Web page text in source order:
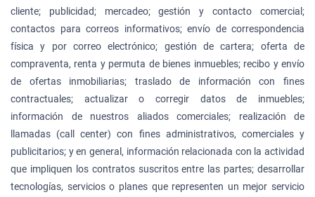
cliente; publicidad; mercadeo; gestión y contacto comercial;
contactos para correos informativos; envío de correspondencia
física y por correo electrónico; gestión de cartera; oferta de
compraventa, renta y permuta de bienes inmuebles; recibo y envío
de ofertas inmobiliarias; traslado de información con fines
contractuales; actualizar o corregir datos de inmuebles;
información de nuestros aliados comerciales; realización de
llamadas (call center) con fines administrativos, comerciales y
publicitarios; y en general, información relacionada con la actividad
que impliquen los contratos suscritos entre las partes; desarrollar
tecnologías, servicios o planes que representen un mejor servicio